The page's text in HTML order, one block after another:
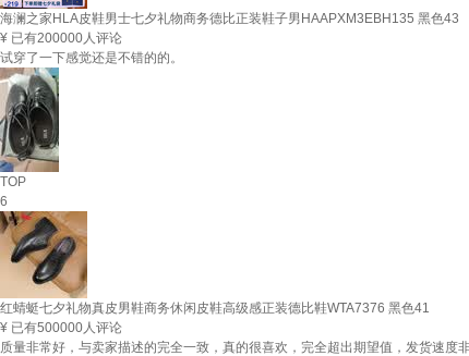
海澜之家HLA皮鞋男士七夕礼物商务德比正装鞋子男HAAPXM3EBH135 黑色43
¥ 已有200000人评论
试穿了一下感觉还是不错的的。
TOP
6
红蜻蜓七夕礼物真皮男鞋商务休闲皮鞋高级感正装德比鞋WTA7376 黑色41
¥ 已有500000人评论
质量非常好，与卖家描述的完全一致，真的很喜欢，完全超出期望值，发货速